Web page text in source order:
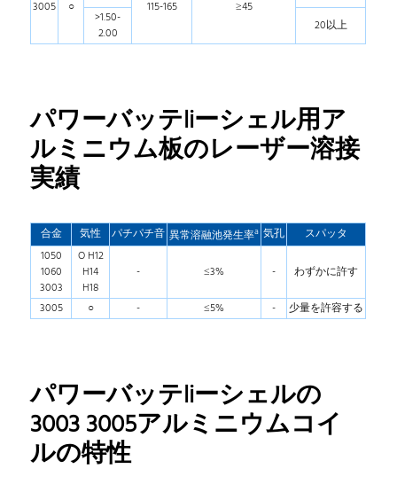
3005 ○ 115-165 ≥45
>1.50-
2.00
20以上
パワーバッテliーシェル用ア
ルミニウム板のレーザー溶接
実績
合金 気性 パチパチ音 異常溶融池発生率a 気孔
スパッタ
1050
1060
3003
O H12
H14
H18
- ≤3% - わずかに許す
3005 ○ - ≤5% - 少量を許容する
パワーバッテliーシェルの
3003 3005アルミニウムコイ
ルの特性